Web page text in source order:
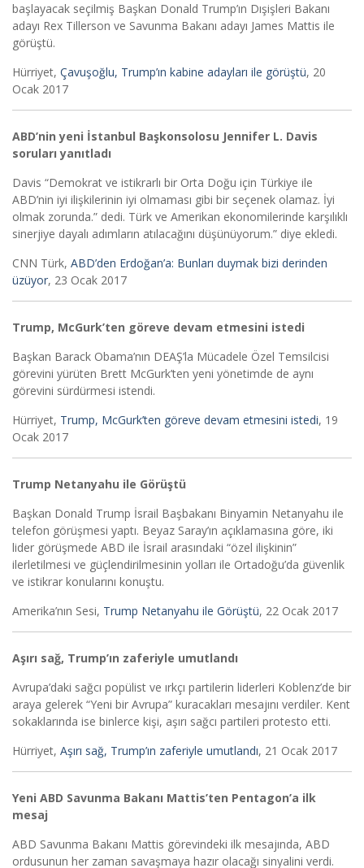
başlayacak seçilmiş Başkan Donald Trump’ın Dışişleri Bakanı
adayı Rex Tillerson ve Savunma Bakanı adayı James Mattis ile
görüştü.
Hürriyet, Çavuşoğlu, Trump’ın kabine adayları ile görüştü, 20
Ocak 2017
ABD’nin yeni İstanbul Başkonsolosu Jennifer L. Davis
soruları yanıtladı
Davis “Demokrat ve istikrarlı bir Orta Doğu için Türkiye ile
ABD’nin iyi ilişkilerinin iyi olmaması gibi bir seçenek olamaz. İyi
olmak zorunda.” dedi. Türk ve Amerikan ekonomilerinde karşılıklı
sinerjiye dayalı adımların atılacağını düşünüyorum.” diye ekledi.
CNN Türk, ABD’den Erdoğan’a: Bunları duymak bizi derinden
üzüyor, 23 Ocak 2017
Trump, McGurk’ten göreve devam etmesini istedi
Başkan Barack Obama’nın DEAŞ’la Mücadele Özel Temsilcisi
görevini yürüten Brett McGurk’ten yeni yönetimde de aynı
görevini sürdürmesi istendi.
Hürriyet, Trump, McGurk’ten göreve devam etmesini istedi, 19
Ocak 2017
Trump Netanyahu ile Görüştü
Başkan Donald Trump İsrail Başbakanı Binyamin Netanyahu ile
telefon görüşmesi yaptı. Beyaz Saray’ın açıklamasına göre, iki
lider görüşmede ABD ile İsrail arasındaki “özel ilişkinin”
ilerletilmesi ve güçlendirilmesinin yolları ile Ortadoğu’da güvenlik
ve istikrar konularını konuştu.
Amerika’nın Sesi, Trump Netanyahu ile Görüştü, 22 Ocak 2017
Aşırı sağ, Trump’ın zaferiyle umutlandı
Avrupa’daki sağcı popülist ve ırkçı partilerin liderleri Koblenz’de bir
araya gelerek “Yeni bir Avrupa” kuracakları mesajını verdiler. Kent
sokaklarında ise binlerce kişi, aşırı sağcı partileri protesto etti.
Hürriyet, Aşırı sağ, Trump’ın zaferiyle umutlandı, 21 Ocak 2017
Yeni ABD Savunma Bakanı Mattis’ten Pentagon’a ilk
mesaj
ABD Savunma Bakanı Mattis görevindeki ilk mesajında, ABD
ordusunun her zaman savaşmaya hazır olacağı sinyalini verdi.